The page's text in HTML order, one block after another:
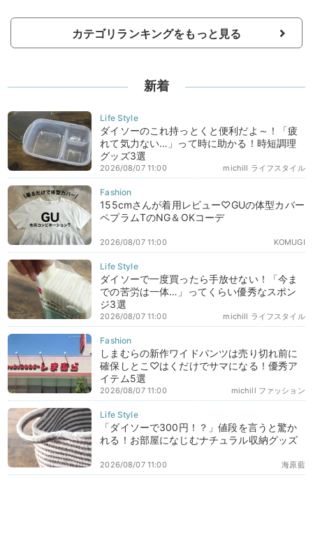
カテゴリランキングをもっと見る
新着
ダイソーのこれ持っとくと便利だよ～！「疲
れて気力ない…」って時に助かる！時短調理
グッズ3選
michill ライフスタイル
2026/08/07 11:00
155cmさんが着用レビュー♡GUの体型カバー
ペプラムTのNG＆OKコーデ
KOMUGI
2026/08/07 11:00
ダイソーで一度買ったら手放せない！「今ま
での苦労は一体…」ってくらい優秀なスポン
ジ3選
michill ライフスタイル
2026/08/07 11:00
しまむらの新作ワイドパンツは売り切れ前に
確保しとこ♡はくだけでサマになる！優秀ア
イテム5選
michill ファッション
2026/08/07 11:00
「ダイソーで300円！？」値段を言うと驚か
れる！お部屋になじむナチュラル収納グッズ
海原藍
2026/08/07 11:00